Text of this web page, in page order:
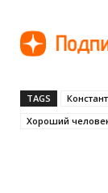
TAGS
Хороший